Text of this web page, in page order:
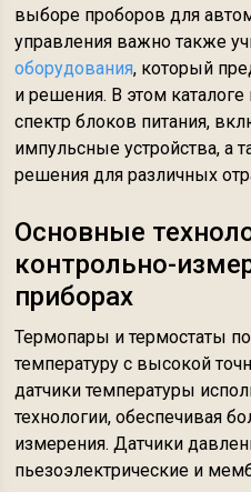
выборе проборов для
управления важно также
оборудования, который
и решения. В этом
спектр блоков питания,
импульсные устройства, а
решения для различных
Основные
контрольно-
приборах
Термопары и термостаты
температуру с высокой
датчики температуры
технологии, обеспечивая
измерения. Датчики
пьезоэлектрические и